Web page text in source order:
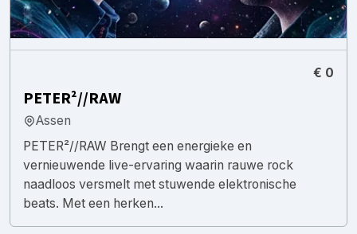
€ 0
PETER²//RAW
Assen
PETER²//RAW Brengt een energieke en
vernieuwende live-ervaring waarin rauwe rock
naadloos versmelt met stuwende elektronische
beats. Met een herken...